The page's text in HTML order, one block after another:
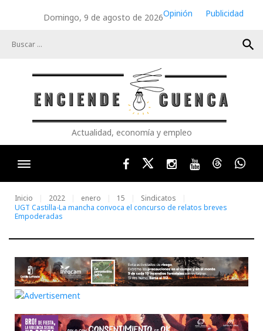
Domingo, 9 de agosto de 2026Opinión
Publicidad
search
Actualidad, economía y empleo
FacebookTwitterInstagram
YoutubeThreads
Inicio 2022 enero 15
Sindicatos
UGT Castilla-La mancha convoca el concurso de relatos breves
Empoderadas